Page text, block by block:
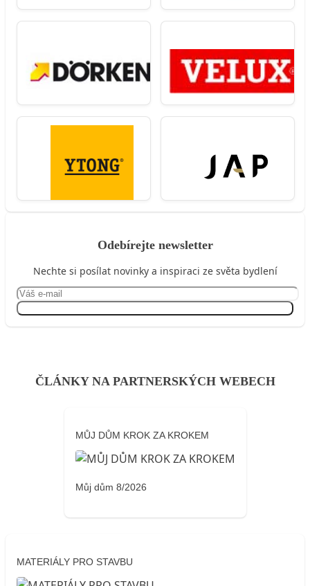
Odebírejte newsletter
Nechte si posílat novinky a inspiraci ze světa bydlení
ČLÁNKY NA PARTNERSKÝCH WEBECH
MŮJ DŮM KROK ZA KROKEM
Můj dům 8/2026
MATERIÁLY PRO STAVBU